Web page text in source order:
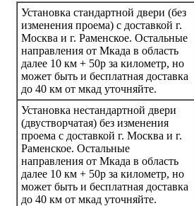
Установка стандартной двери (без
изменения проема) с доставкой г.
Москва и г. Раменское. Остальные
направления от Мкада в область
далее 10 км + 50р за километр, но
может быть и бесплатная доставка
до 40 км от мкад уточняйте.
Установка нестандартной двери
(двустворчатая) без изменения
проема с доставкой г. Москва и г.
Раменское. Остальные
направления от Мкада в область
далее 10 км + 50р за километр, но
может быть и бесплатная доставка
до 40 км от мкад уточняйте.